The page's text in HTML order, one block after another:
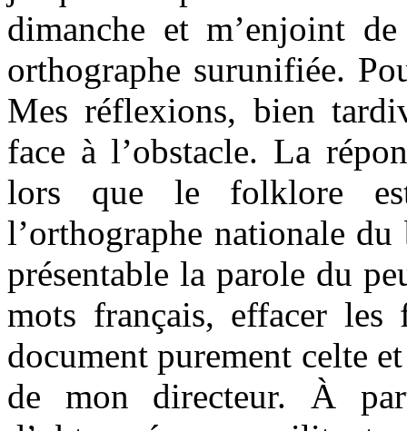
dimanche et m’enjoint
orthographe surunifiée.
Mes réflexions, bien
face à l’obstacle. La
lors que le folklore
l’orthographe nationale
présentable la parole du
mots français, effacer les
document purement celte
de mon directeur. À